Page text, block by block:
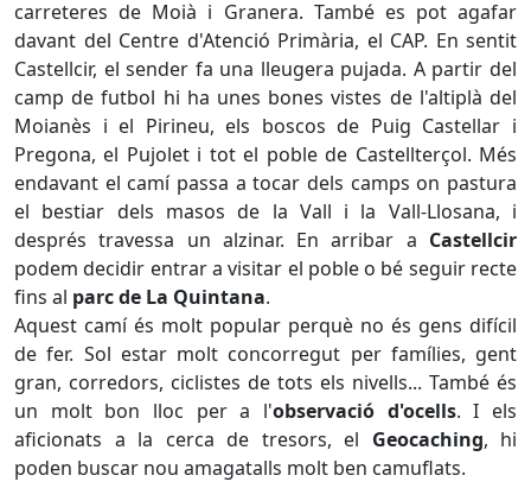
carreteres de Moià i Granera. També es pot agafar
davant del Centre d'Atenció Primària, el CAP. En sentit
Castellcir, el sender fa una lleugera pujada. A partir del
camp de futbol hi ha unes bones vistes de l'altiplà del
Moianès i el Pirineu, els boscos de Puig Castellar i
Pregona, el Pujolet i tot el poble de Castellterçol. Més
endavant el camí passa a tocar dels camps on pastura
el bestiar dels masos de la Vall i la Vall-Llosana, i
després travessa un alzinar. En arribar a Castellcir
podem decidir entrar a visitar el poble o bé seguir recte
fins al parc de La Quintana.
Aquest camí és molt popular perquè no és gens difícil
de fer. Sol estar molt concorregut per famílies, gent
gran, corredors, ciclistes de tots els nivells... També és
un molt bon lloc per a l'observació d'ocells. I els
aficionats a la cerca de tresors, el Geocaching, hi
poden buscar nou amagatalls molt ben camuflats.